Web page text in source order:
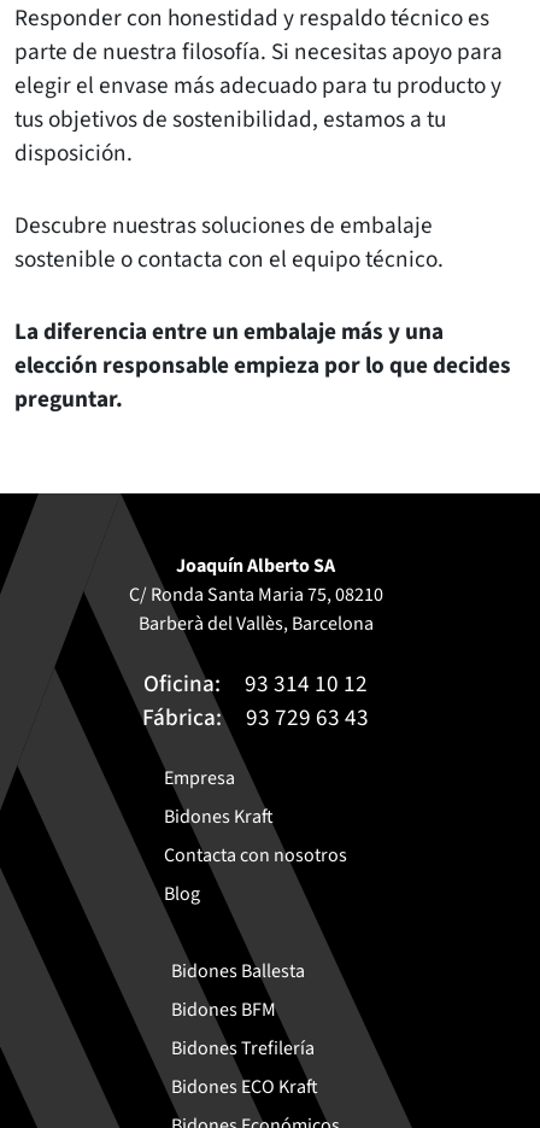
Responder con honestidad y respaldo técnico es
parte de nuestra filosofía. Si necesitas apoyo para
elegir el envase más adecuado para tu producto y
tus objetivos de sostenibilidad, estamos a tu
disposición.
Descubre nuestras soluciones de embalaje
sostenible o contacta con el equipo técnico.
La diferencia entre un embalaje más y una
elección responsable empieza por lo que decides
preguntar.
Joaquín Alberto SA
C/ Ronda Santa Maria 75, 08210
Barberà del Vallès, Barcelona
Oficina:
93 314 10 12
Fábrica:
93 729 63 43
Empresa
Bidones Kraft
Contacta con nosotros
Blog
Bidones Ballesta
Bidones BFM
Bidones Trefilería
Bidones ECO Kraft